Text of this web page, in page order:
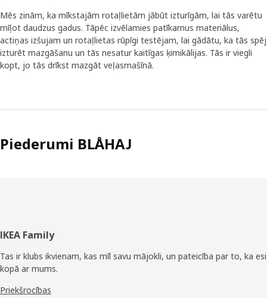
Mēs zinām, ka mīkstajām rotaļlietām jābūt izturīgām, lai tās varētu
mīļot daudzus gadus. Tāpēc izvēlamies patīkamus materiālus,
actiņas izšujam un rotaļlietas rūpīgi testējam, lai gādātu, ka tās spēj
izturēt mazgāšanu un tās nesatur kaitīgas ķimikālijas. Tās ir viegli
kopt, jo tās drīkst mazgāt veļasmašīnā.
Piederumi BLÅHAJ
Kājene
IKEA Family
Tas ir klubs ikvienam, kas mīl savu mājokli, un pateicība par to, ka esi
kopā ar mums.
Priekšrocības